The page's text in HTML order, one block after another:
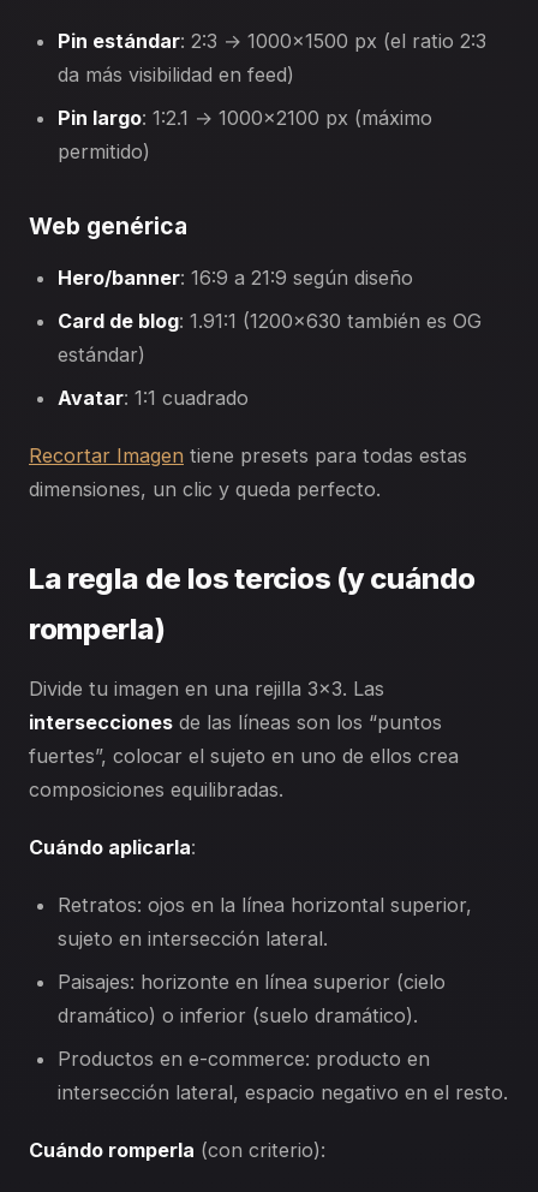
Pin estándar: 2:3 → 1000×1500 px (el ratio 2:3
da más visibilidad en feed)
Pin largo: 1:2.1 → 1000×2100 px (máximo
permitido)
Web genérica
Hero/banner: 16:9 a 21:9 según diseño
Card de blog: 1.91:1 (1200×630 también es OG
estándar)
Avatar: 1:1 cuadrado
Recortar Imagen tiene presets para todas estas
dimensiones, un clic y queda perfecto.
La regla de los tercios (y cuándo
romperla)
Divide tu imagen en una rejilla 3×3. Las
intersecciones de las líneas son los “puntos
fuertes”, colocar el sujeto en uno de ellos crea
composiciones equilibradas.
Cuándo aplicarla:
Retratos: ojos en la línea horizontal superior,
sujeto en intersección lateral.
Paisajes: horizonte en línea superior (cielo
dramático) o inferior (suelo dramático).
Productos en e-commerce: producto en
intersección lateral, espacio negativo en el resto.
Cuándo romperla (con criterio):